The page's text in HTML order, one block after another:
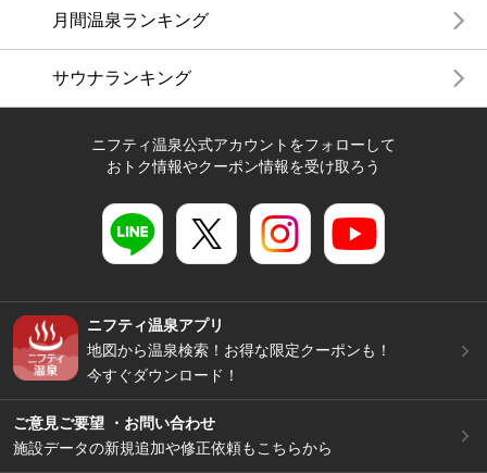
月間温泉ランキング
サウナランキング
ニフティ温泉公式アカウントをフォローして
おトク情報やクーポン情報を受け取ろう
ニフティ温泉アプリ
地図から温泉検索！お得な限定クーポンも！
今すぐダウンロード！
ご意見ご要望 ・お問い合わせ
施設データの新規追加や修正依頼もこちらから